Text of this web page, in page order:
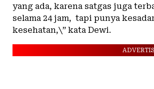
yang ada, karena satgas juga
selama 24 jam, tapi punya
kesehatan,\” kata Dewi.